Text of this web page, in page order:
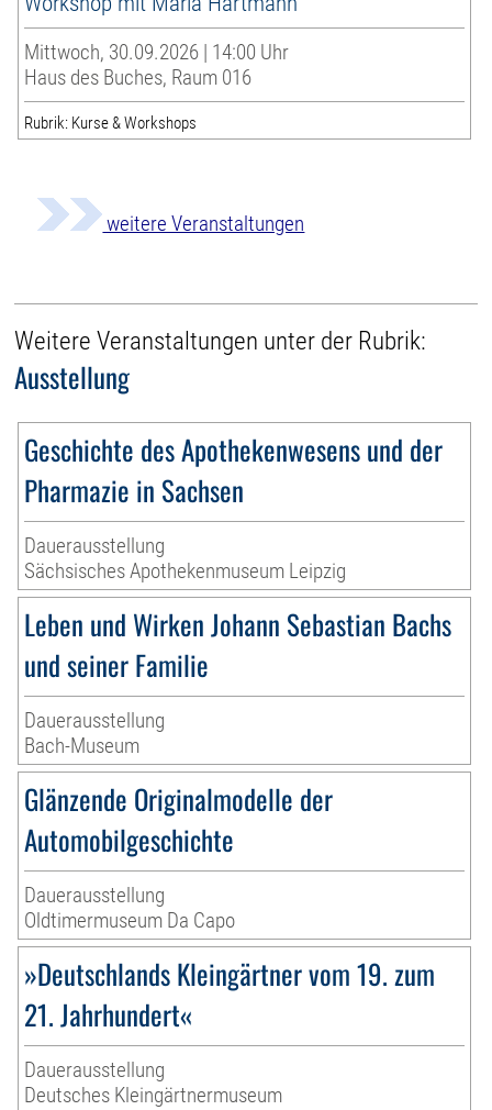
Mittwoch, 30.09.2026 | 14:00 Uhr
Haus des Buches, Raum 016
Rubrik: Kurse & Workshops
weitere Veranstaltungen
Weitere Veranstaltungen unter der Rubrik:
Ausstellung
Geschichte des Apothekenwesens und der
Pharmazie in Sachsen
Dauerausstellung
Sächsisches Apothekenmuseum Leipzig
Leben und Wirken Johann Sebastian Bachs
und seiner Familie
Dauerausstellung
Bach-Museum
Glänzende Originalmodelle der
Automobilgeschichte
Dauerausstellung
Oldtimermuseum Da Capo
»Deutschlands Kleingärtner vom 19. zum
21. Jahrhundert«
Dauerausstellung
Deutsches Kleingärtnermuseum